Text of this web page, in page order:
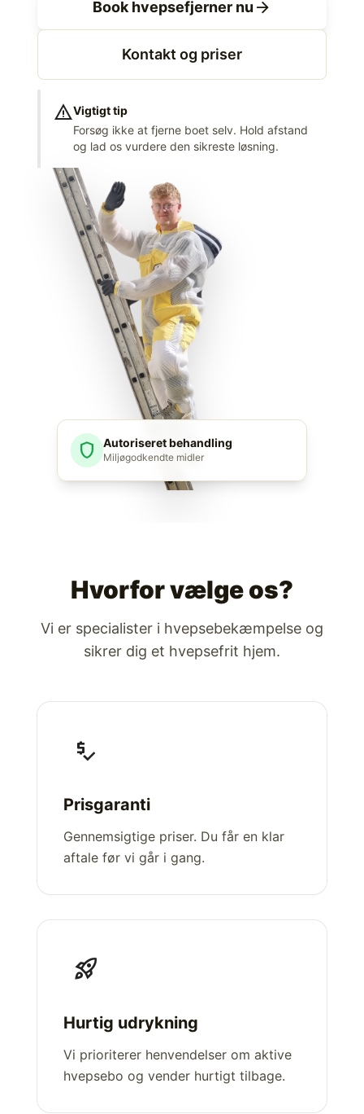
Book hvepsefjerner nu arrow_forward
Kontakt og priser
warningVigtigt tip
Forsøg ikke at fjerne boet selv. Hold afstand
og lad os vurdere den sikreste løsning.
shield Autoriseret behandling
Miljøgodkendte midler
Hvorfor vælge os?
Vi er specialister i hvepsebekæmpelse og
sikrer dig et hvepsefrit hjem.
price_check
Prisgaranti
Gennemsigtige priser. Du får en klar
aftale før vi går i gang.
rocket_launch
Hurtig udrykning
Vi prioriterer henvendelser om aktive
hvepsebo og vender hurtigt tilbage.